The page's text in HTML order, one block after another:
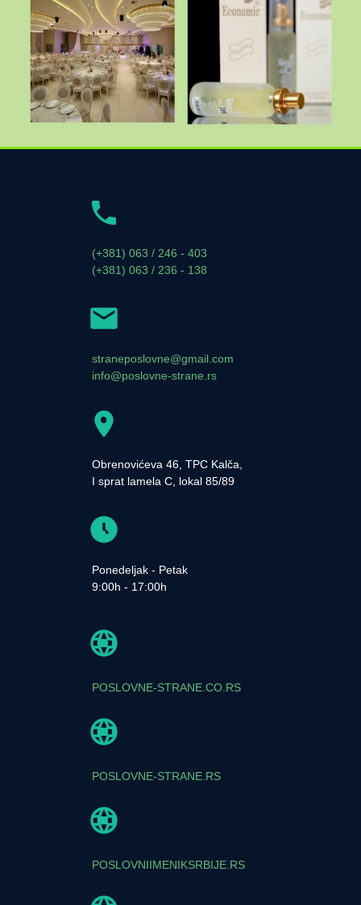
(+381) 063 / 246 - 403
(+381) 063 / 236 - 138
straneposlovne@gmail.com
info@poslovne-strane.rs
Obrenovićeva 46, TPC Kalča,
I sprat lamela C, lokal 85/89
Ponedeljak - Petak
9:00h - 17:00h
POSLOVNE-STRANE.CO.RS
POSLOVNE-STRANE.RS
POSLOVNIIMENIKSRBIJE.RS